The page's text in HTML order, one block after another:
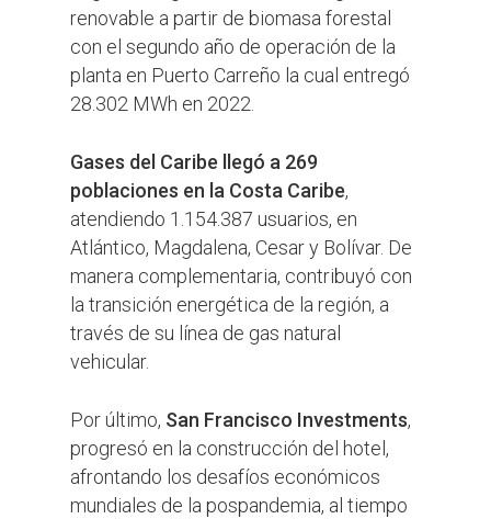
renovable a partir de biomasa forestal
con el segundo año de operación de la
planta en Puerto Carreño la cual entregó
28.302 MWh en 2022.
Gases del Caribe llegó a 269
poblaciones en la Costa Caribe,
atendiendo 1.154.387 usuarios, en
Atlántico, Magdalena, Cesar y Bolívar. De
manera complementaria, contribuyó con
la transición energética de la región, a
través de su línea de gas natural
vehicular.
Por último, San Francisco Investments,
progresó en la construcción del hotel,
afrontando los desafíos económicos
mundiales de la pospandemia, al tiempo